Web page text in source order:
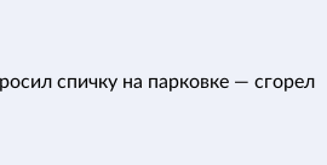
спичку на парковке — сгорел